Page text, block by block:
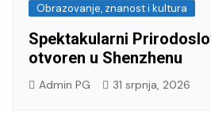
Obrazovanje, znanost i kultura
Spektakularni
otvoren u Shenzhenu
Admin PG 31 srpnja, 2026